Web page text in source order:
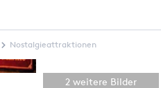
Nostalgieattraktionen
2 weitere Bilder